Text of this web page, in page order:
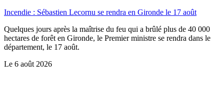
Incendie : Sébastien Lecornu se rendra en Gironde le 17 août
Quelques jours après la maîtrise du feu qui a brûlé plus de 40 000
hectares de forêt en Gironde, le Premier ministre se rendra dans le
département, le 17 août.
Le 6 août 2026